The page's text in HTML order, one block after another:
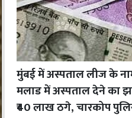
मुंबई में अस्पताल लीज के
मलाड में अस्पताल देने का
₹40 लाख ठगे, चारकोप